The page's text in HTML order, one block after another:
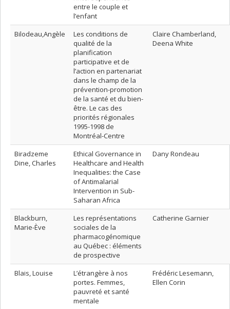
entre le couple et
l’enfant
Bilodeau,Angèle
Les conditions de
qualité de la
planification
participative et de
l’action en partenariat
dans le champ de la
prévention-promotion
de la santé et du bien-
être. Le cas des
priorités régionales
1995-1998 de
Montréal-Centre
Claire Chamberland,
Deena White
Biradzeme
Dine, Charles
Ethical Governance in
Healthcare and Health
Inequalities: the Case
of Antimalarial
Intervention in Sub-
Saharan Africa
Dany Rondeau
Blackburn,
Marie-Ève
Les représentations
sociales de la
pharmacogénomique
au Québec : éléments
de prospective
Catherine Garnier
Blais, Louise
L’étrangère à nos
portes. Femmes,
pauvreté et santé
mentale
Frédéric Lesemann,
Ellen Corin